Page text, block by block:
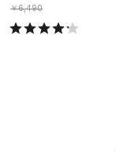
￥6,490